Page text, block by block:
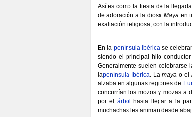
Así es como la fiesta de la
de adoración a la diosa Maya en
exaltación religiosa, con la
En la península Ibérica se
siendo el principal hilo
Generalmente suelen celebrarse
lapenínsula Ibérica . La maya o el
alzaba en algunas regiones de
concurrían los mozos y mozas a
por el árbol hasta llegar a la
muchachas les animan desde